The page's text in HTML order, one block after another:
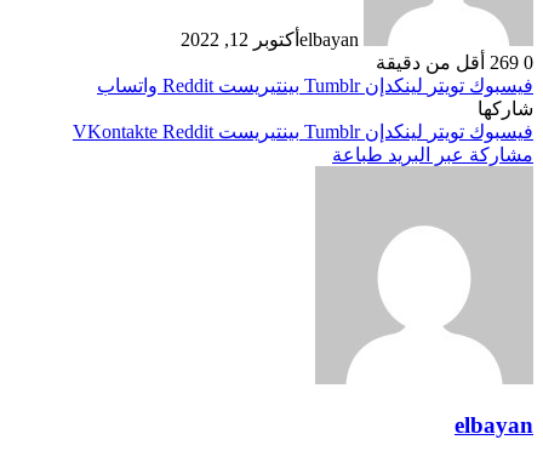
elbayan أكتوبر 12, 2022
0
أقل من دقيقة
فيسبوك تويتر لينكدإن بينتيريست
واتساب
شاركها
فيسبوك تويتر لينكدإن بينتيريست
مشاركة عبر البريد طباعة
elbayan